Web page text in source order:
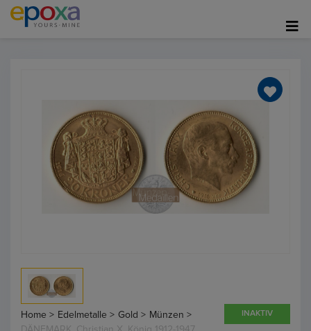
Home > Edelmetalle > Gold > Münzen >
INAKTIV